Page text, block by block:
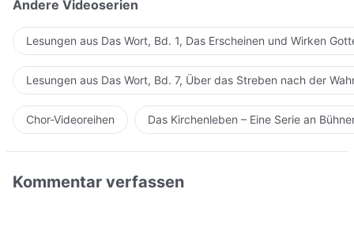
Andere Videoserien
Lesungen aus Das Wort, Bd. 1, Das Erscheinen und Wirken
Lesungen aus Das Wort, Bd. 7, Über das Streben nach der
Chor-Videoreihen Das Kirchenleben – Eine Serie an
Kommentar verfassen